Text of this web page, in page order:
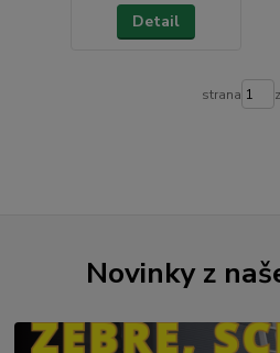
Detail
strana
Novinky z